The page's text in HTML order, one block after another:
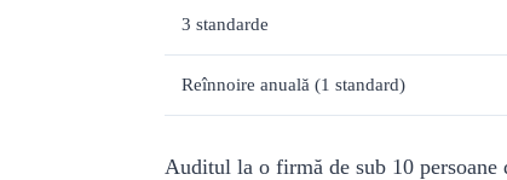
3 standarde
Reînnoire anuală (1 standard)
Auditul la o firmă de sub 10